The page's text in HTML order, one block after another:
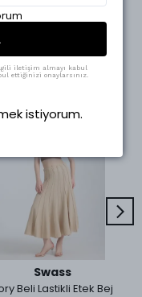
Swass
Beli Lastikli Etek Bej
iletişim almayı kabul
ettiğinizi onaylarsınız.
istiyorum.